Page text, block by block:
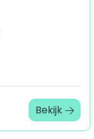
Bekijk